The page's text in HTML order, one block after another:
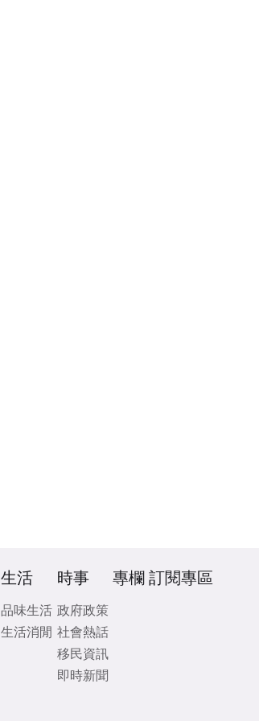
生活
品味生活
生活消閒
時事
政府政策
社會熱話
移民資訊
即時新聞
專欄 訂閱專區